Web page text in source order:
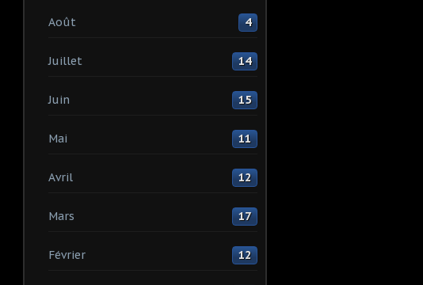
Août 4
Juillet 14
Juin 15
Mai 11
Avril 12
Mars 17
Février 12